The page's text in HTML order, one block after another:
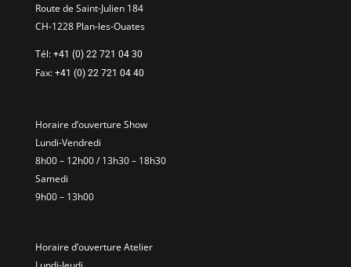
Route de Saint-Julien 184
CH-1228 Plan-les-Ouates
Tél: +41 (0) 22 721 04 30
Fax: +41 (0) 22 721 04 40
Horaire d’ouverture Show
Lundi-Vendredi
8h00 – 12h00 / 13h30 – 18h30
Samedi
9h00 – 13h00
Horaire d’ouverture Atelier